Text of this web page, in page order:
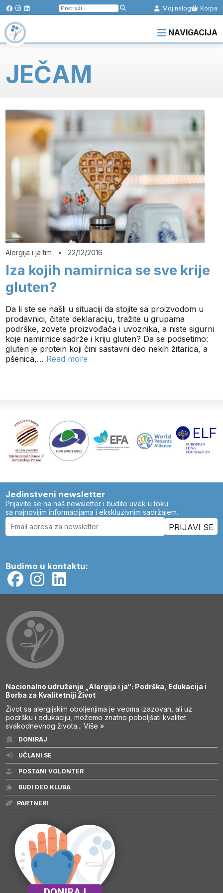
Pretraga
za:
Moj nalog Korpa
NAVIGACIJA
JEČAM
Alergija i ja tim • 22/12/2016
Iza kojih namirnica se sve krije
gluten?
Da li ste se našli u situaciji da stojite sa proizvodom u
prodavnici, čitate deklaraciju, tražite u grupama
podrške, zovete proizvođača i uvoznika, a niste sigurni
koje namirnice sadrže i kriju gluten? Da se podsetimo:
gluten je protein koji čini sastavni deo nekih žitarica, a
pšenica,… Read more
Jedinstveni newsletter
Prijavite se na naš newsletter i budite uvek u toku
sa najnovijim informacijama i ekskluzivnim sadržajem.
Budimo u kontaktu:
Nacionalno udruženje „Alergija i ja“: Podrška, Edukacija i
Borba za Kvalitetniji Život
Život sa alergijskim oboljenjima je veoma izazovan, ali uz
podršku i edukaciju, možemo znatno poboljšati kvalitet
svakodnevnog života...Više »
DONIRAJ
UČLANI SE
POSTANI VOLONTER
BUDI DEO KLUBA
PARTNERI